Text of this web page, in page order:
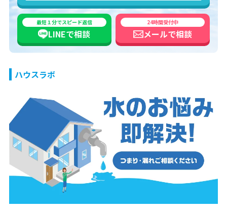
最短１分でスピード返信
LINEで相談
24時間受付中
メールで相談
ハウスラボ